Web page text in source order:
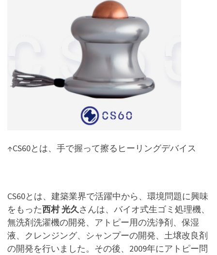
↑CS60とは、手で握って擦るヒーリングデバイス
CS60とは、建築業界で活躍中から、環境問題に興味
をもった西村 光久さんは、バイオ式生ゴミ処理機、
無洗剤洗濯機の開発、アトピー用の洗浄剤、保湿
液、クレンジング、シャンプーの開発、土壌改良剤
の開発を行いました。その後、2009年にアトピー問